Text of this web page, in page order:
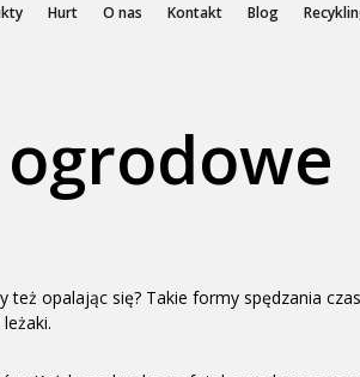
Hurt O nas Kontakt Blog
też opalając się? Takie formy spędzania